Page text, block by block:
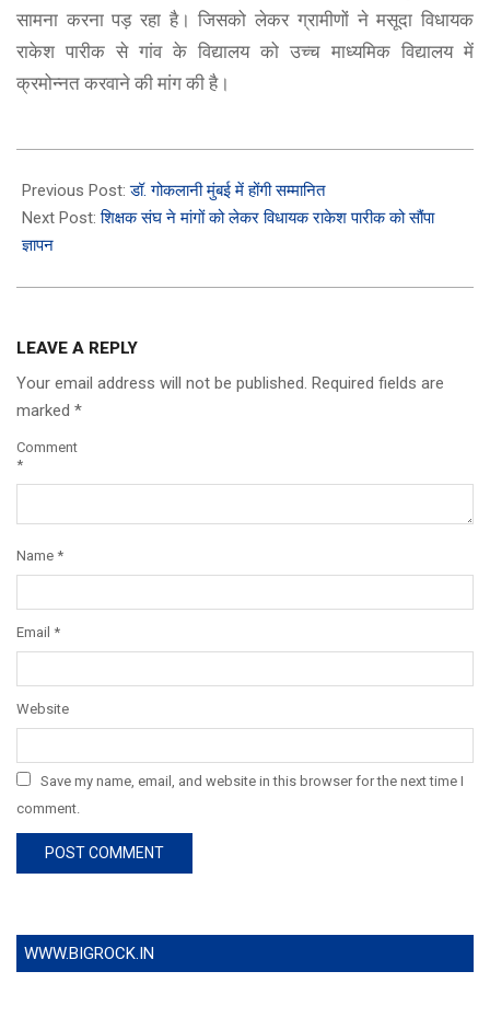
सामना करना पड़ रहा है। जिसको लेकर ग्रामीणों ने मसूदा विधायक
राकेश पारीक से गांव के विद्यालय को उच्च माध्यमिक विद्यालय में
क्रमोन्नत करवाने की मांग की है।
03-
11
Previous Post:डॉ. गोकलानी मुंबई में होंगी सम्मानित
Next Post:शिक्षक संघ ने मांगों को लेकर विधायक राकेश पारीक को सौंपा
ज्ञापन
LEAVE A REPLY
Your email address will not be published. Required fields are
marked *
Comment
*
Name *
Email *
Website
Save my name, email, and website in this browser for the next time I
comment.
WWW.BIGROCK.IN